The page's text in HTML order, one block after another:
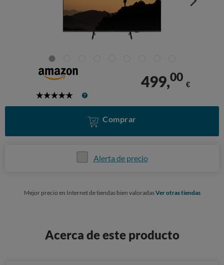
5
499,00
€
Comprar
Alerta de precio
Mejor precio en Internet de tiendas bien valoradasVer otras tiendas
Acerca de este producto